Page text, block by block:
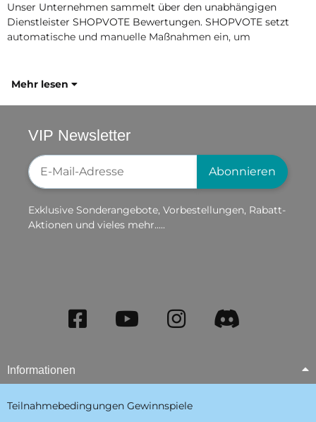
Unser Unternehmen sammelt über den unabhängigen
Dienstleister SHOPVOTE Bewertungen. SHOPVOTE setzt
automatische und manuelle Maßnahmen ein, um
Mehr lesen
VIP Newsletter
Newsletter-Registrierung
Abonnieren
Exklusive Sonderangebote, Vorbestellungen, Rabatt-
Aktionen und vieles mehr.....
Informationen
Teilnahmebedingungen Gewinnspiele